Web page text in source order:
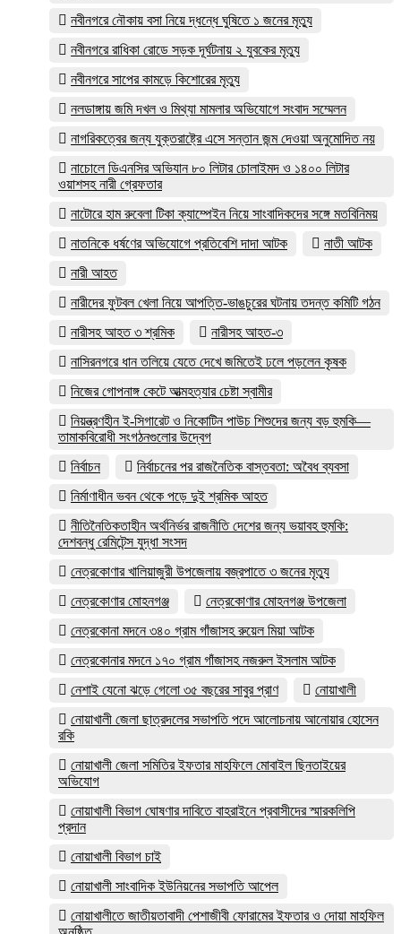
নবীনগরে নৌকায় বসা নিয়ে দ্ধন্ধে ঘুষিতে ১ জনের মৃত্যু
নবীনগরে রাধিকা রোডে সড়ক দূর্ঘটনায় ২ যুবকের মৃত্যু
নবীনগরে সাপের কামড়ে কিশোরের মৃত্যু
নলডাঙ্গায় জমি দখল ও মিথ্যা মামলার অভিযোগে সংবাদ সম্মেলন
নাগরিকত্বের জন্য যুক্তরাষ্ট্রে এসে সন্তান জন্ম দেওয়া অনুমোদিত নয়
নাচোলে ডিএনসির অভিযান ৮০ লিটার চোলাইমদ ও ১৪০০ লিটার
ওয়াশসহ নারী গ্রেফতার
নাটোরে হাম রুবেলা টিকা ক্যাম্পেইন নিয়ে সাংবাদিকদের সঙ্গে মতবিনিময়
নাতনিকে ধর্ষণের অভিযোগে প্রতিবেশি দাদা আটক
নাতী আটক
নারী আহত
নারীদের ফুটবল খেলা নিয়ে আপত্তি-ভাঙচুরের ঘটনায় তদন্ত কমিটি গঠন
নারীসহ আহত ৩ শ্রমিক
নারীসহ আহত-৩
নাসিরনগরে ধান তলিয়ে যেতে দেখে জমিতেই ঢলে পড়লেন কৃষক
নিজের গোপনাঙ্গ কেটে আত্মহত্যার চেষ্টা স্বামীর
নিয়ন্ত্রণহীন ই-সিগারেট ও নিকোটিন পাউচ শিশুদের জন্য বড় হুমকি—
তামাকবিরোধী সংগঠনগুলোর উদ্বেগ
নির্বাচন
নির্বাচনের পর রাজনৈতিক বাস্তবতা: অবৈধ ব্যবসা
নির্মাণাধীন ভবন থেকে পড়ে দুই শ্রমিক আহত
নীতিনৈতিকতাহীন অর্থনির্ভর রাজনীতি দেশের জন্য ভয়াবহ হুমকি:
দেশবন্ধু রেমিটেন্স যুদ্ধা সংসদ
নেত্রকোণার খালিয়াজুরী উপজেলায় বজ্রপাতে ৩ জনের মৃত্যু
নেত্রকোণার মোহনগঞ্জ
নেত্রকোণার মোহনগঞ্জ উপজেলা
নেত্রকোনা মদনে ৩৪০ গ্রাম গাঁজাসহ রুয়েল মিয়া আটক
নেত্রকোনার মদনে ১৭০ গ্রাম গাঁজাসহ নজরুল ইসলাম আটক
নেশাই যেনো ঝড়ে গেলো ৩৫ বছরের সাবুর প্রাণ
নোয়াখালী
নোয়াখালী জেলা ছাত্রদলের সভাপতি পদে আলোচনায় আনোয়ার হোসেন
রকি
নোয়াখালী জেলা সমিতির ইফতার মাহফিলে মোবাইল ছিনতাইয়ের
অভিযোগ
নোয়াখালী বিভাগ ঘোষণার দাবিতে বাহরাইনে প্রবাসীদের স্মারকলিপি
প্রদান
নোয়াখালী বিভাগ চাই
নোয়াখালী সাংবাদিক ইউনিয়নের সভাপতি আপেল
নোয়াখালীতে জাতীয়তাবাদী পেশাজীবী ফোরামের ইফতার ও দোয়া মাহফিল